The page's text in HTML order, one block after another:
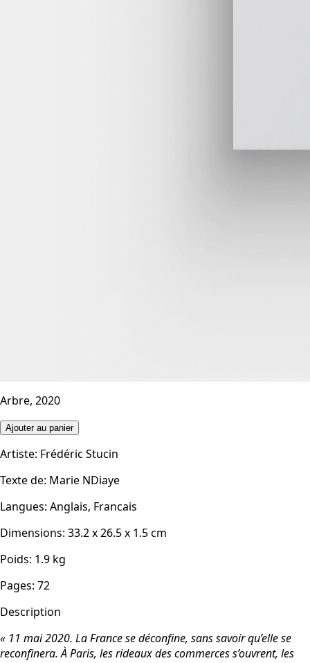
Arbre, 2020
Ajouter au panier
Artiste: Frédéric Stucin
Texte de: Marie NDiaye
Langues: Anglais, Francais
Dimensions: 33.2 x 26.5 x 1.5cm
Poids: 1.9 kg
Pages: 72
Description
« 11 mai 2020. La France se déconfine, sans savoir qu’elle se
reconfinera. À Paris, les rideaux des commerces s’ouvrent, les